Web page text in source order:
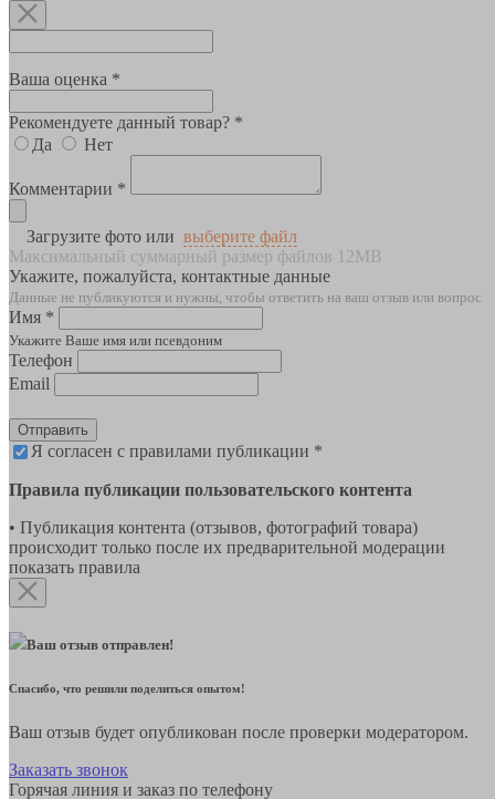
Ваша оценка *
Рекомендуете данный товар? *
Да
Нет
Комментарии *
Загрузите фото или выберите файл
Максимальный суммарный размер файлов 12MB
Укажите, пожалуйста, контактные данные
Данные не публикуются и нужны, чтобы ответить на ваш отзыв или вопрос
Имя *
Укажите Ваше имя или псевдоним
Телефон
Email
Отправить
Я согласен с правилами публикации *
Правила публикации пользовательского контента
• Публикация контента (отзывов, фотографий товара)
происходит только после их предварительной модерации
показать правила
Ваш отзыв отправлен!
Спасибо, что решили поделиться опытом!
Ваш отзыв будет опубликован после проверки модератором.
Заказать звонок
Горячая линия и заказ по телефону